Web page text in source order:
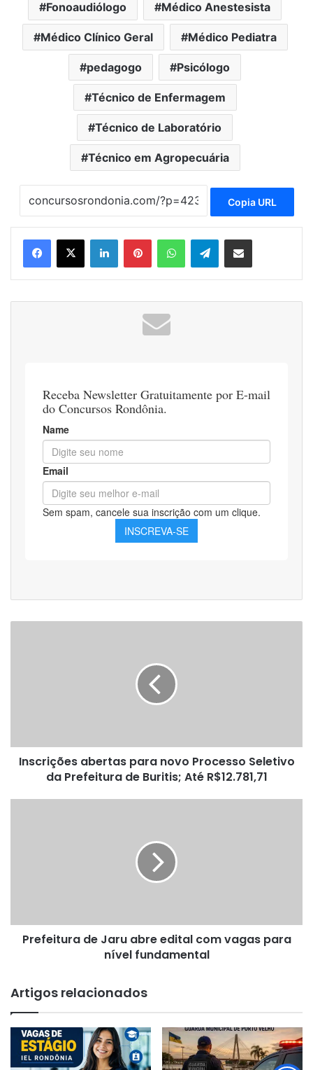
Fonoaudiólogo Médico Anestesista
Médico Clínico Geral Médico Pediatra
pedagogo Psicólogo
Técnico de Enfermagem
Técnico de Laboratório
Técnico em Agropecuária
Copia URL
LinkedinPinterestWhatsAppTelegramCompartilhar via e-mail
de
Buritis;
Inscrições abertas para novo Processo Seletivo
da Prefeitura de Buritis; Até R$12.781,71
nível
fundamental
Prefeitura de Jaru abre edital com vagas para
nível fundamental
Artigos relacionados